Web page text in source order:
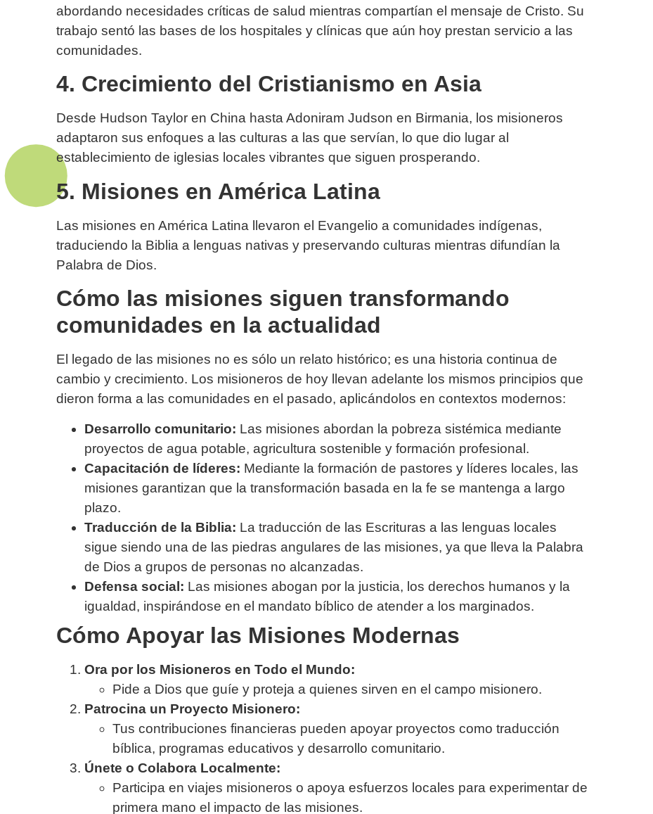
abordando necesidades críticas de salud mientras compartían el mensaje de Cristo. Su
trabajo sentó las bases de los hospitales y clínicas que aún hoy prestan servicio a las
comunidades.
4. Crecimiento del Cristianismo en Asia
Desde Hudson Taylor en China hasta Adoniram Judson en Birmania, los misioneros
adaptaron sus enfoques a las culturas a las que servían, lo que dio lugar al
establecimiento de iglesias locales vibrantes que siguen prosperando.
5. Misiones en América Latina
Las misiones en América Latina llevaron el Evangelio a comunidades indígenas,
traduciendo la Biblia a lenguas nativas y preservando culturas mientras difundían la
Palabra de Dios.
Cómo las misiones siguen transformando
comunidades en la actualidad
El legado de las misiones no es sólo un relato histórico; es una historia continua de
cambio y crecimiento. Los misioneros de hoy llevan adelante los mismos principios que
dieron forma a las comunidades en el pasado, aplicándolos en contextos modernos:
Desarrollo comunitario: Las misiones abordan la pobreza sistémica mediante
proyectos de agua potable, agricultura sostenible y formación profesional.
Capacitación de líderes: Mediante la formación de pastores y líderes locales, las
misiones garantizan que la transformación basada en la fe se mantenga a largo
plazo.
Traducción de la Biblia: La traducción de las Escrituras a las lenguas locales
sigue siendo una de las piedras angulares de las misiones, ya que lleva la Palabra
de Dios a grupos de personas no alcanzadas.
Defensa social: Las misiones abogan por la justicia, los derechos humanos y la
igualdad, inspirándose en el mandato bíblico de atender a los marginados.
Cómo Apoyar las Misiones Modernas
Ora por los Misioneros en Todo el Mundo:
Pide a Dios que guíe y proteja a quienes sirven en el campo misionero.
Patrocina un Proyecto Misionero:
Tus contribuciones financieras pueden apoyar proyectos como traducción
bíblica, programas educativos y desarrollo comunitario.
Únete o Colabora Localmente:
Participa en viajes misioneros o apoya esfuerzos locales para experimentar de
primera mano el impacto de las misiones.